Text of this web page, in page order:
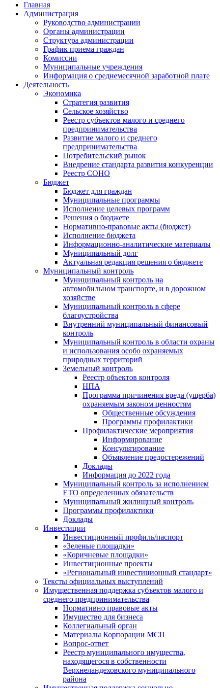
Главная
Администрация
Руководство администрации
Органы администрации
Структура администрации
График приема граждан
Комиссии
Муниципальные учреждения
Информация о среднемесячной заработной плате
Деятельность
Экономика
Стратегия развития
Сельское хозяйство
Реестр субъектов малого и среднего
предпринимательства
Развитие малого и среднего
предпринимательства
Потребительский рынок
Внедрение стандарта развития конкуренции
Реестр СОНО
Бюджет
Бюджет для граждан
Муниципальные программы
Исполнение целевых программ
Решения о бюджете
Нормативно-правовые акты (бюджет)
Исполнение бюджета
Информационно-аналитические материалы
Муниципальный долг
Актуальная редакция решения о бюджете
Муниципальный контроль
Муниципальный контроль на
автомобильном транспорте, и в дорожном
хозяйстве
Муниципальный контроль в сфере
благоустройства
Внутренний муниципальный финансовый
контроль
Муниципальный контроль в области охраны
и использования особо охраняемых
природных территорий
Земельный контроль
Реестр объектов контроля
НПА
Программа причинения вреда (ущерба)
охраняемым законом ценностям
Общественные обсуждения
Программы профилактики
Профилактические мероприятия
Информирование
Консультирование
Объявление предостережений
Доклады
Информация до 2022 года
Муниципальный контроль за исполнением
ЕТО определенных обязательств
Муниципальный жилищный контроль
Программы профилактики
Доклады
Инвестиции
Инвестиционный профиль/паспорт
«Зеленые площадки»
«Коричневые площадки»
Инвестиционные проекты
«Региональный инвестиционный стандарт»
Тексты официальных выступлений
Имущественная поддержка субъектов малого и
среднего предпринимательства
Нормативно правовые акты
Имущество для бизнеса
Коллегиальный орган
Материалы Корпорации МСП
Вопрос-ответ
Реестр муниципального имущества,
находящегося в собственности
Верхнеландеховского муниципального
района